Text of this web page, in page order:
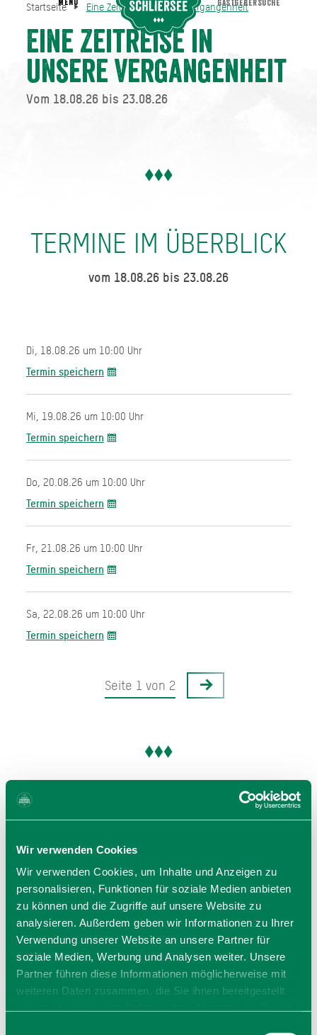
Wir verwenden Cookies
Wir verwenden Cookies, um Inhalte und Anzeigen zu
personalisieren, Funktionen für soziale Medien anbieten
zu können und die Zugriffe auf unsere Website zu
analysieren. Außerdem geben wir Informationen zu Ihrer
Verwendung unserer Website an unsere Partner für
soziale Medien, Werbung und Analysen weiter. Unsere
Partner führen diese Informationen möglicherweise mit
weiteren Daten zusammen, die Sie ihnen bereitgestellt
Startseite Eine Zeitreise in unsere Vergangenheit
Eine Zeitreise in
unsere Vergangenheit
Vom 18.08.26 bis 23.08.26
TERMINE IM ÜBERBLICK
vom 18.08.26 bis 23.08.26
Di, 18.08.26 um 10:00 Uhr
Termin speichern
Mi, 19.08.26 um 10:00 Uhr
Termin speichern
Do, 20.08.26 um 10:00 Uhr
Termin speichern
Fr, 21.08.26 um 10:00 Uhr
Termin speichern
Sa, 22.08.26 um 10:00 Uhr
Termin speichern
Seite 1 von 2
Veranstalter
Brunnbichl 5
Tel.: 08026 929220
zur Website
Startseite Eine Zeitreise in unsere Vergangenheit
MENU GASTGEBERSUCHE